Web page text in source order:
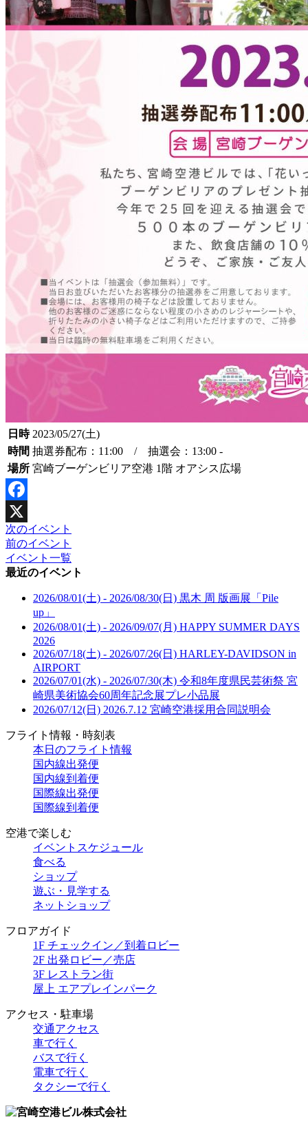
日時 2023/05/27(土)
時間 抽選券配布：11:00 / 抽選会：13:00 -
場所 宮崎ブーゲンビリア空港 1階 オアシス広場
Facebook
X
次のイベント
前のイベント
イベント一覧
最近のイベント
2026/08/01(土) - 2026/08/30(日) 黒木 周 版画展「Pile
up」
2026/08/01(土) - 2026/09/07(月) HAPPY SUMMER DAYS
2026
2026/07/18(土) - 2026/07/26(日) HARLEY-DAVIDSON in
AIRPORT
2026/07/01(水) - 2026/07/30(木) 令和8年度県民芸術祭 宮
崎県美術協会60周年記念展プレ小品展
2026/07/12(日) 2026.7.12 宮崎空港採用合同説明会
フライト情報・時刻表
本日のフライト情報
国内線出発便
国内線到着便
国際線出発便
国際線到着便
空港で楽しむ
イベントスケジュール
食べる
ショップ
遊ぶ・見学する
ネットショップ
フロアガイド
1F チェックイン／到着ロビー
2F 出発ロビー／売店
3F レストラン街
屋上 エアプレインパーク
アクセス・駐車場
交通アクセス
車で行く
バスで行く
電車で行く
タクシーで行く